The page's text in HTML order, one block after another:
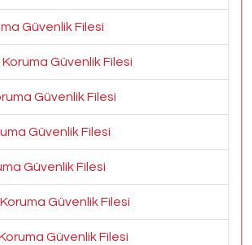
Güvenlik Filesi
Güvenlik Filesi
Güvenlik Filesi
Güvenlik Filesi
Güvenlik Filesi
Güvenlik Filesi
Güvenlik Filesi